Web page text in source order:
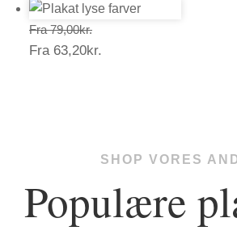
Fra 79,00kr.Prisinterval:
79,00kr.
Fra 63,20kr.
SHOP VORES
Populære